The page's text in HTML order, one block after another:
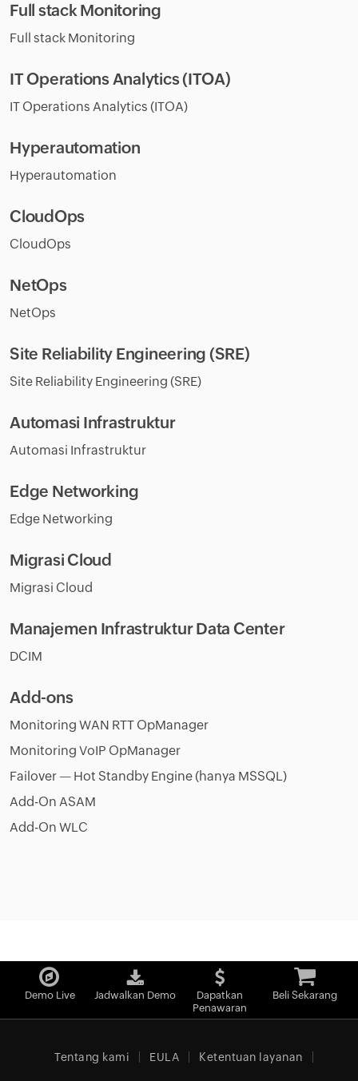
Full stack Monitoring
Full stack Monitoring
IT Operations Analytics (ITOA)
IT Operations Analytics (ITOA)
Hyperautomation
Hyperautomation
CloudOps
CloudOps
NetOps
NetOps
Site Reliability Engineering (SRE)
Site Reliability Engineering (SRE)
Automasi Infrastruktur
Automasi Infrastruktur
Edge Networking
Edge Networking
Migrasi Cloud
Migrasi Cloud
Manajemen Infrastruktur Data Center
DCIM
Add-ons
Monitoring WAN RTT OpManager
Monitoring VoIP OpManager
Failover — Hot Standby Engine (hanya MSSQL)
Add-On ASAM
Add-On WLC
Demo Live Jadwalkan Demo
Dapatkan
Penawaran
Beli Sekarang
Tentang kami EULA Ketentuan layanan